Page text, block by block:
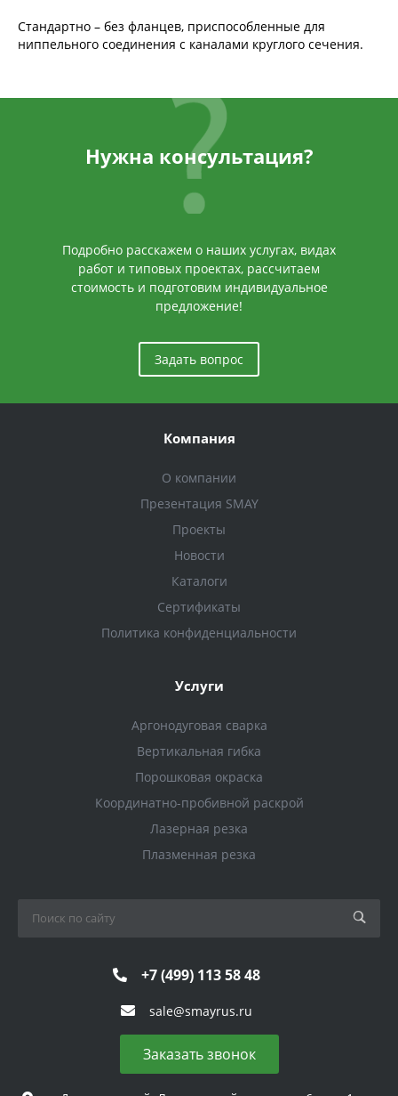
Стандартно – без фланцев, приспособленные для
ниппельного соединения с каналами круглого сечения.
Нужна консультация?
Подробно расскажем о наших услугах, видах
работ и типовых проектах, рассчитаем
стоимость и подготовим индивидуальное
предложение!
Задать вопрос
Компания
О компании
Презентация SMAY
Проекты
Новости
Каталоги
Сертификаты
Политика конфиденциальности
Услуги
Аргонодуговая сварка
Вертикальная гибка
Порошковая окраска
Координатно-пробивной раскрой
Лазерная резка
Плазменная резка
+7 (499) 113 58 48
sale@smayrus.ru
Заказать звонок